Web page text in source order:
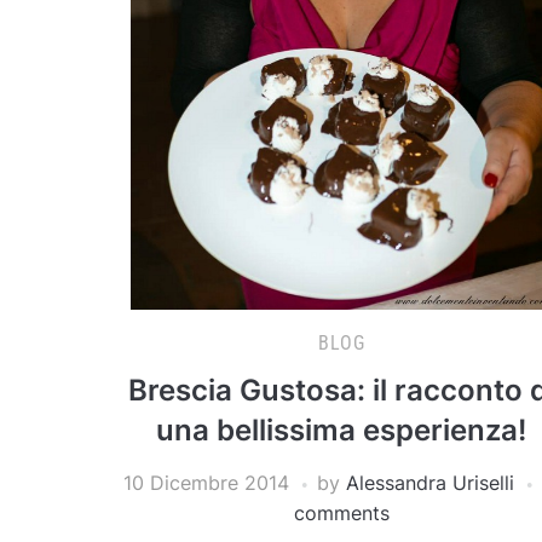
BLOG
Brescia Gustosa: il racconto
una bellissima esperienza!
10 Dicembre 2014 by Alessandra Uriselli
comments